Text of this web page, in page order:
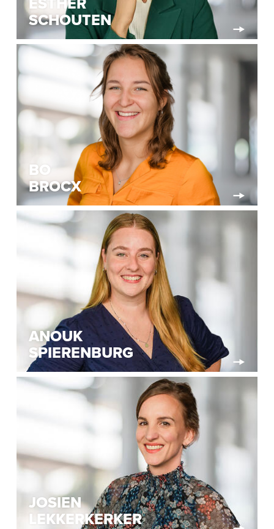
SCHOUTEN
BO
BROCX
ANOUK
SPIERENBURG
JOSIEN
LEKKERKERKER